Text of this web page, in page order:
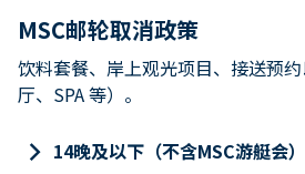
MSC邮轮取消政策
饮料套餐、岸上观光项目、接送预
厅、SPA 等）。
keyboard_arrow_right 14晚及以下（不含MSC游艇会）